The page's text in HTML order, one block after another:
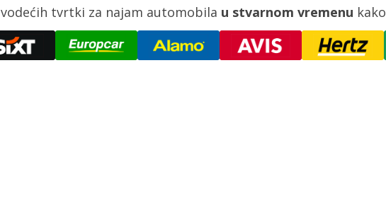
vodećih tvrtki za najam automobila u stvarnom vremenu